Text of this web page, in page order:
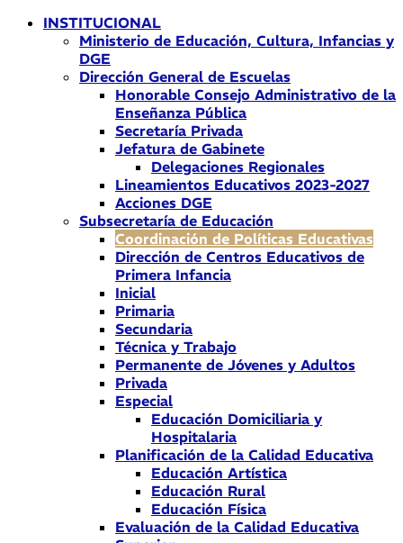
INSTITUCIONAL
Ministerio de Educación, Cultura, Infancias y
DGE
Dirección General de Escuelas
Honorable Consejo Administrativo de la
Enseñanza Pública
Secretaría Privada
Jefatura de Gabinete
Delegaciones Regionales
Lineamientos Educativos 2023-2027
Acciones DGE
Subsecretaría de Educación
Coordinación de Políticas Educativas
Dirección de Centros Educativos de
Primera Infancia
Inicial
Primaria
Secundaria
Técnica y Trabajo
Permanente de Jóvenes y Adultos
Privada
Especial
Educación Domiciliaria y
Hospitalaria
Planificación de la Calidad Educativa
Educación Artística
Educación Rural
Educación Física
Evaluación de la Calidad Educativa